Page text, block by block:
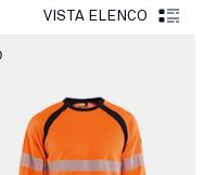
lo si trova da
VISTA ELENCO